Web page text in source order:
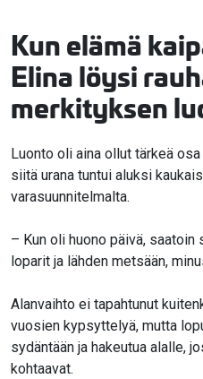
Kun elämä
Elina löysi
merkityksen
Luonto oli aina ollut tärkeä
siitä urana tuntui aluksi
varasuunnitelmalta.
– Kun oli huono päivä,
loparit ja lähden metsään,
Alanvaihto ei tapahtunut
vuosien kypsyttelyä, mutta
sydäntään ja hakeutua alalle,
kohtaavat.